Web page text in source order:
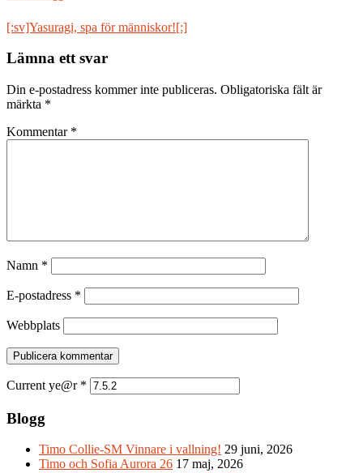
[:sv]Yasuragi, spa för människor![:]
Lämna ett svar
Din e-postadress kommer inte publiceras. Obligatoriska fält är
märkta *
Kommentar *
Namn *
E-postadress *
Webbplats
Current ye@r *
Blogg
Timo Collie-SM Vinnare i vallning! 29 juni, 2026
Timo och Sofia Aurora 26 17 maj, 2026